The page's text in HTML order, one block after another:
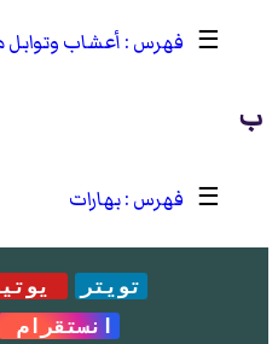
☰
أعشاب
ب
☰ بهارات
تويتر
انستقرام